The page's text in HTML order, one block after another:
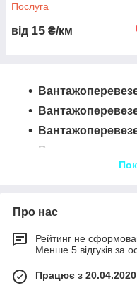
Послуга
від 15 ₴/км
Про нас
Рейтинг не
Менше 5 відгуків за
Працює з 20.04.2020